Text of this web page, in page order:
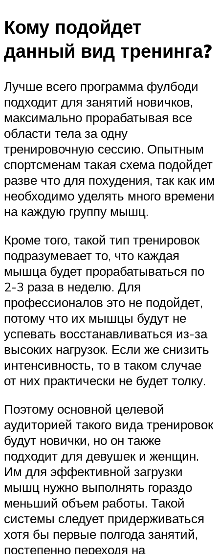
Кому подойдет
данный вид тренинга?
Лучше всего программа фулбоди
подходит для занятий новичков,
максимально прорабатывая все
области тела за одну
тренировочную сессию. Опытным
спортсменам такая схема подойдет
разве что для похудения, так как им
необходимо уделять много времени
на каждую группу мышц.
Кроме того, такой тип тренировок
подразумевает то, что каждая
мышца будет прорабатываться по
2-3 раза в неделю. Для
профессионалов это не подойдет,
потому что их мышцы будут не
успевать восстанавливаться из-за
высоких нагрузок. Если же снизить
интенсивность, то в таком случае
от них практически не будет толку.
Поэтому основной целевой
аудиторией такого вида тренировок
будут новички, но он также
подходит для девушек и женщин.
Им для эффективной загрузки
мышц нужно выполнять гораздо
меньший объем работы. Такой
системы следует придерживаться
хотя бы первые полгода занятий,
постепенно переходя на